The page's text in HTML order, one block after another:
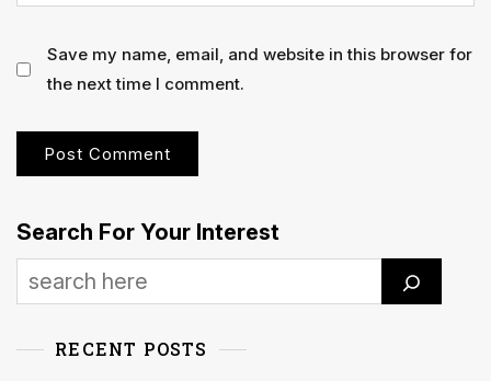
Save my name, email, and website in this browser for
the next time I comment.
Search For Your Interest
RECENT POSTS